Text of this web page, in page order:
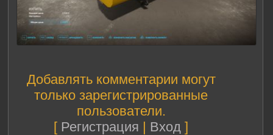
Добавлять комментарии могут
только зарегистрированные
пользователи.
[ Регистрация | Вход ]